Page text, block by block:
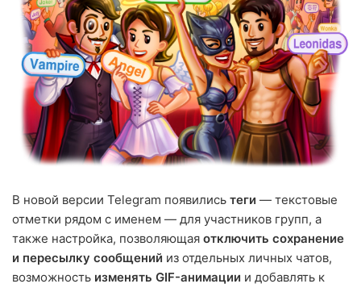
В новой версии Telegram появились теги — текстовые
отметки рядом с именем — для участников групп, а
также настройка, позволяющая отключить сохранение
и пересылку сообщений из отдельных личных чатов,
возможность изменять GIF-анимации и добавлять к